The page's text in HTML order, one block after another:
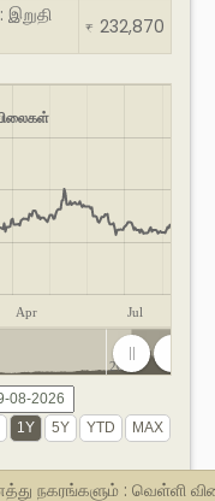
₹ 232,870
Apr Jul
2025
நகரங்களும் : வெள்ளி